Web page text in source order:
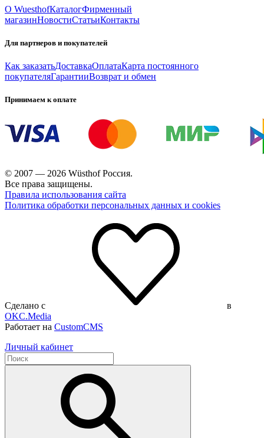
О WuesthofКаталогФирменный
магазинНовостиСтатьиКонтакты
Для партнеров и покупателей
Как заказатьДоставкаОплатаКарта постоянного
покупателяГарантииВозврат и обмен
Принимаем к оплате
© 2007 — 2026 Wüsthof Россия.
Все права защищены.
Правила использования сайта
Политика обработки персональных данных и cookies
Сделано с
в
OKC.Media
Работает на CustomCMS
Личный кабинет